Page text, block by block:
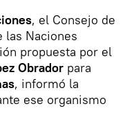
, el Consejo de
las Naciones
propuesta por el
Obrador para
, informó la
ese organismo